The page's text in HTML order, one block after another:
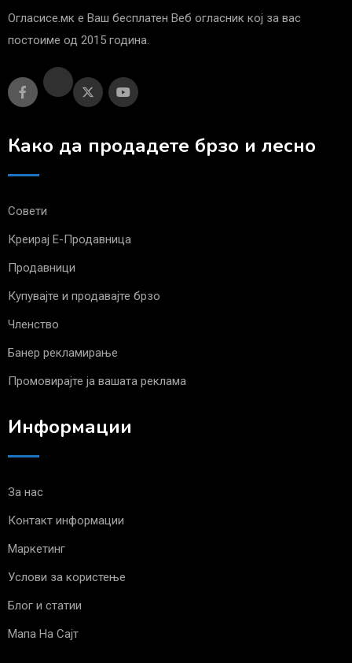
Огласисе.мк е Ваш бесплатен Веб огласник кој за вас
постоиме од 2015 година.
Како да продадете брзо и лесно
Совети
Креирај Е-Продавница
Продавници
Купувајте и продавајте брзо
Членство
Банер рекламирање
Промовирајте ја вашата реклама
Информации
За нас
Контакт информации
Маркетинг
Услови за користење
Блог и статии
Мапа На Сајт